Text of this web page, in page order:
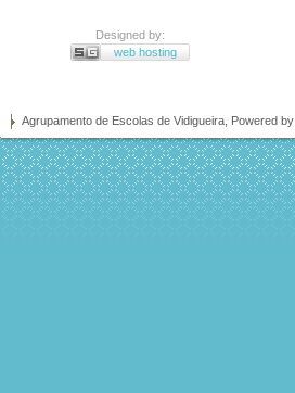
Designed by:
web hosting
Agrupamento de Escolas de Vidigueira, Powered by